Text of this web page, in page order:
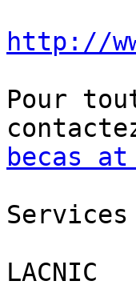
http://
Pour
becas
Services
LACNIC